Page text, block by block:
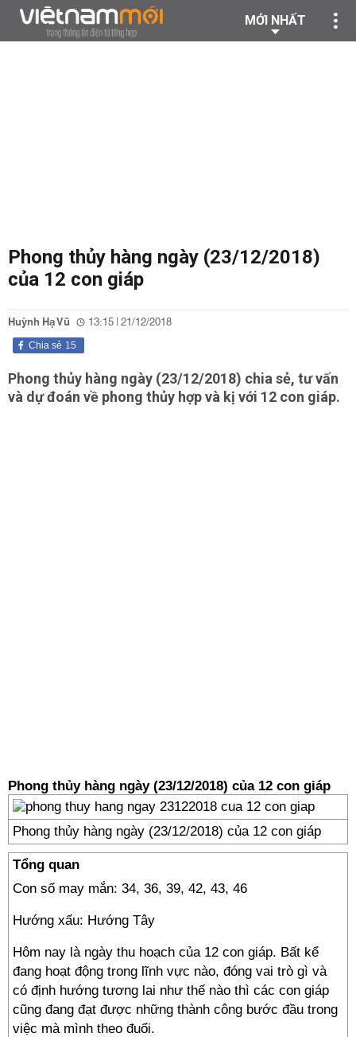
MỚI NHẤT
Phong thủy hàng ngày (23/12/2018)
của 12 con giáp
Huỳnh Hạ Vũ 13:15 | 21/12/2018
15
Chia sẻ
Phong thủy hàng ngày (23/12/2018) chia sẻ, tư vấn
và dự đoán về phong thủy hợp và kị với 12 con giáp.
Phong thủy hàng ngày (23/12/2018) của 12 con giáp
Phong thủy hàng ngày (23/12/2018) của 12 con giáp
Tổng quan
Con số may mắn: 34, 36, 39, 42, 43, 46
Hướng xấu: Hướng Tây
Hôm nay là ngày thu hoạch của 12 con giáp. Bất kể
đang hoạt động trong lĩnh vực nào, đóng vai trò gì và
có định hướng tương lai như thế nào thì các con giáp
cũng đang đạt được những thành công bước đầu trong
việc mà mình theo đuổi.